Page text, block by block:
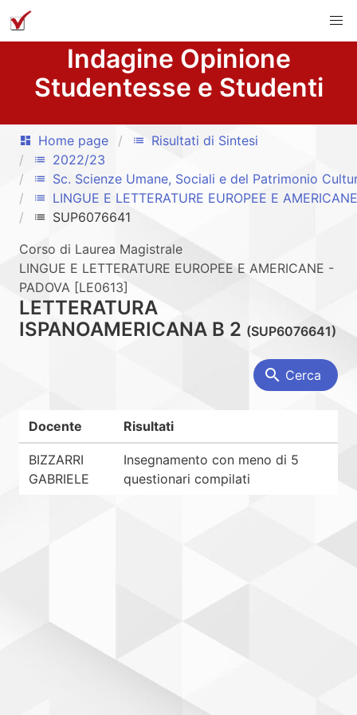
Indagine Opinione
Studentesse e Studenti
dashboard Home page list Risultati di Sintesi
list 2022/23
list Sc. Scienze Umane, Sociali e del Patrimonio
list LINGUE E LETTERATURE EUROPEE E
list
SUP6076641
Corso di Laurea Magistrale
LINGUE E LETTERATURE EUROPEE E AMERICANE -
PADOVA [LE0613]
LETTERATURA
ISPANOAMERICANA B 2 (SUP6076641)
search Cerca
Docente Risultati
BIZZARRI
GABRIELE
Insegnamento con meno di 5
questionari compilati